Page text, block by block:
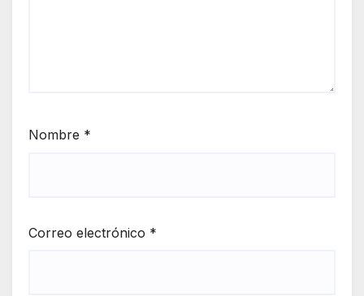
Nombre *
Correo electrónico *